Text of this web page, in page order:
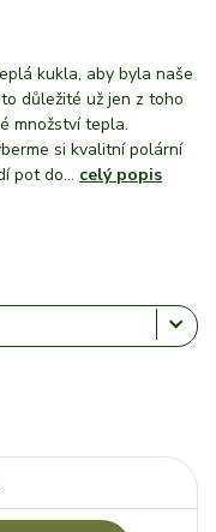
kukla, aby byla naše
důležité už jen z toho
množství tepla.
si kvalitní polární
pot do... celý popis